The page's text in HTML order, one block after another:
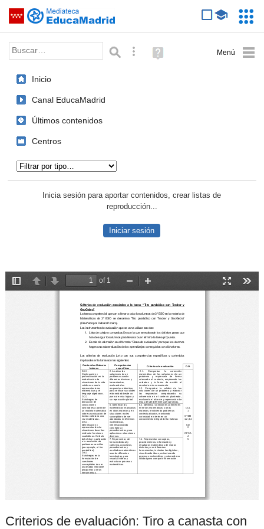
Saltar navegación
Palabra o frase: Búsqueda avanzada
Ayuda
(en
Inicio
Canal EducaMadrid
Últimos contenidos
Centros
Inicia sesión para aportar contenidos, crear listas de
reproducción...
Iniciar sesión
Criterios de evaluación: Tiro a canasta con